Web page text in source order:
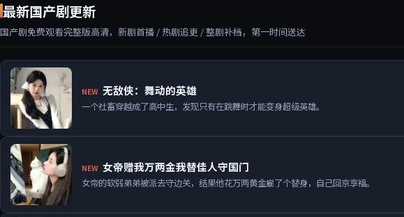
最新国产剧更新
国产剧免费观看完整版高清，新剧首播 / 热剧追更 / 整剧补档，第一时间送达
NEW 无敌侠：舞动的英雄
一个社畜穿越成了高中生，发现只有在跳舞时才能变身超级英雄。
NEW 女帝赠我万两金我替佳人守国门
女帝的软弱弟弟被派去守边关，结果他花万两黄金雇了个替身，自己回京享福。